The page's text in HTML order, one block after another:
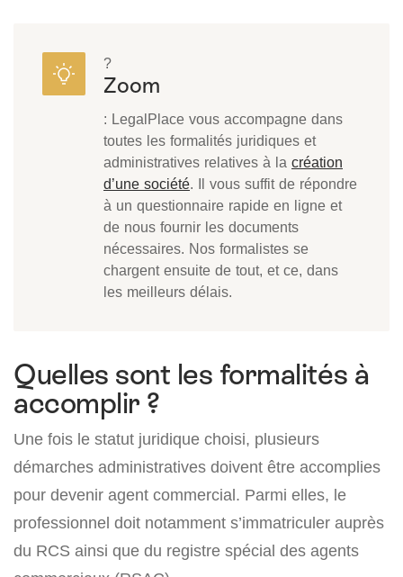
?
Zoom
: LegalPlace vous accompagne dans
toutes les formalités juridiques et
administratives relatives à la création
d’une société. Il vous suffit de répondre
à un questionnaire rapide en ligne et
de nous fournir les documents
nécessaires. Nos formalistes se
chargent ensuite de tout, et ce, dans
les meilleurs délais.
Quelles sont les formalités à
accomplir ?
Une fois le statut juridique choisi, plusieurs
démarches administratives doivent être accomplies
pour devenir agent commercial. Parmi elles, le
professionnel doit notamment s’immatriculer auprès
du RCS ainsi que du registre spécial des agents